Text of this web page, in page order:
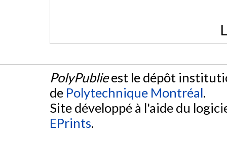
PolyPublieest le dépôt
de Polytechnique Montréal.
Site développé à l'aide du
EPrints.